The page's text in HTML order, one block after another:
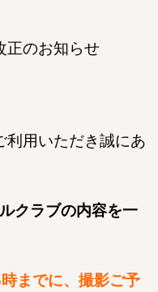
正のお知らせ
利用いただき誠にあ
クラブの内容を一
までに、撮影ご予